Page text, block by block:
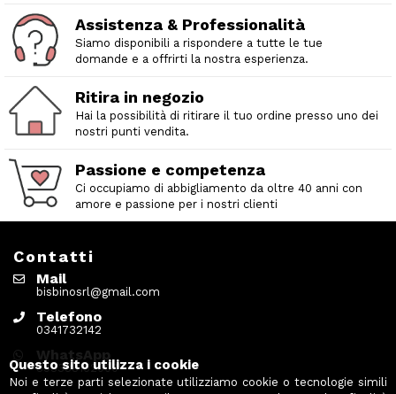
Assistenza & Professionalità
Siamo disponibili a rispondere a tutte le tue
domande e a offrirti la nostra esperienza.
Ritira in negozio
Hai la possibilità di ritirare il tuo ordine presso uno dei
nostri punti vendita.
Passione e competenza
Ci occupiamo di abbigliamento da oltre 40 anni con
amore e passione per i nostri clienti
Contatti
Mail
bisbinosrl@gmail.com
Telefono
0341732142
WhatsApp
393338152000
Questo sito utilizza i cookie
Noi e terze parti selezionate utilizziamo cookie o tecnologie simili